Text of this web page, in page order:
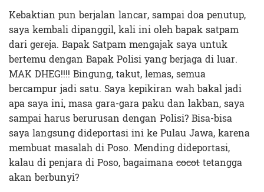
Kebaktian pun berjalan lancar, sampai doa penutup,
saya kembali dipanggil, kali ini oleh bapak satpam
dari gereja. Bapak Satpam mengajak saya untuk
bertemu dengan Bapak Polisi yang berjaga di luar.
MAK DHEG!!!! Bingung, takut, lemas, semua
bercampur jadi satu. Saya kepikiran wah bakal jadi
apa saya ini, masa gara-gara paku dan lakban, saya
sampai harus berurusan dengan Polisi? Bisa-bisa
saya langsung dideportasi ini ke Pulau Jawa, karena
membuat masalah di Poso. Mending dideportasi,
kalau di penjara di Poso, bagaimanacocottetangga
akan berbunyi?